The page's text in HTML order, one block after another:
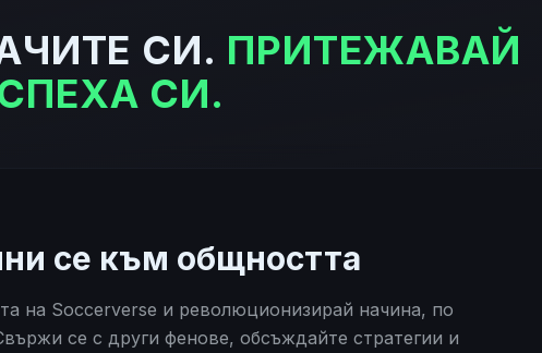
СИ. ПРИТЕЖАВАЙ
СИ.
се към общността
на Soccerverse и революционизирай начина, по
се с други фенове, обсъждайте стратегии и